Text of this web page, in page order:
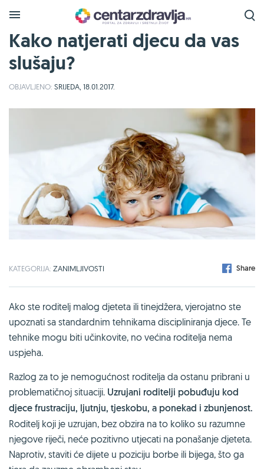
Kako natjerati djecu da vas
slušaju?
OBJAVLJENO: SRIJEDA, 18.01.2017.
KATEGORIJA: ZANIMLJIVOSTI Share
Ako ste roditelj malog djeteta ili tinejdžera, vjerojatno ste
upoznati sa standardnim tehnikama discipliniranja djece. Te
tehnike mogu biti učinkovite, no većina roditelja nema
uspjeha.
Razlog za to je nemogućnost roditelja da ostanu pribrani u
problematičnoj situaciji. Uzrujani roditelji pobuđuju kod
djece frustraciju, ljutnju, tjeskobu, a ponekad i zbunjenost.
Roditelj koji je uzrujan, bez obzira na to koliko su razumne
njegove riječi, neće pozitivno utjecati na ponašanje djeteta.
Naprotiv, staviti će dijete u poziciju borbe ili bijega, što ga